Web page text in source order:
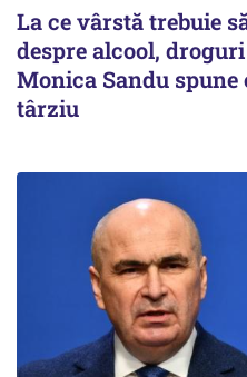
La ce vârstă trebuie
despre alcool,
Monica Sandu
târziu